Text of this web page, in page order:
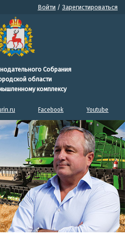
Войти / Зарегистироваться
Собрания
области
комплексу
Facebook Youtube